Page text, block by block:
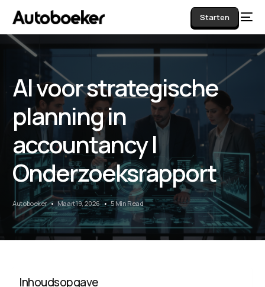
Starten
AI voor strategische
planning in
accountancy |
Onderzoeksrapport
Autoboeker Maart 19, 2026 5 Min Read
Inhoudsopgave
AI